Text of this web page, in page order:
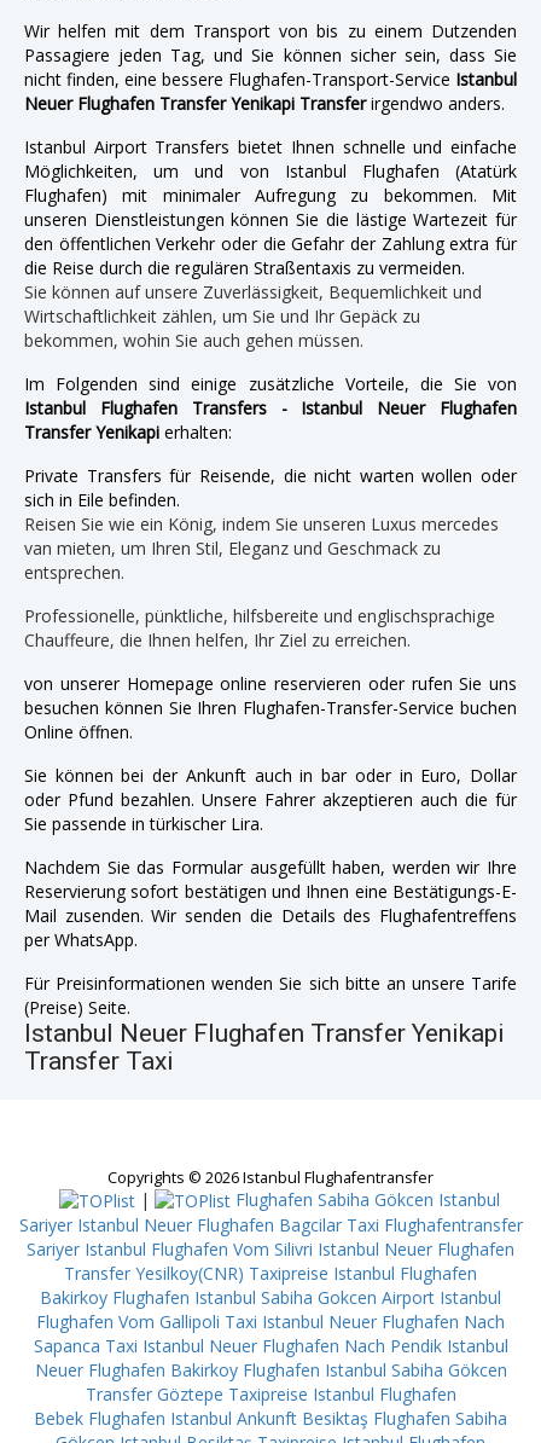
Wir helfen mit dem Transport von bis zu einem Dutzenden
Passagiere jeden Tag, und Sie können sicher sein, dass Sie
nicht finden, eine bessere Flughafen-Transport-Service Istanbul
Neuer Flughafen Transfer Yenikapi Transferirgendwo anders.
Istanbul Airport Transfers bietet Ihnen schnelle und einfache
Möglichkeiten, um und von Istanbul Flughafen (Atatürk
Flughafen) mit minimaler Aufregung zu bekommen. Mit
unseren Dienstleistungen können Sie die lästige Wartezeit für
den öffentlichen Verkehr oder die Gefahr der Zahlung extra für
die Reise durch die regulären Straßentaxis zu vermeiden.
Sie können auf unsere Zuverlässigkeit, Bequemlichkeit und
Wirtschaftlichkeit zählen, um Sie und Ihr Gepäck zu
bekommen, wohin Sie auch gehen müssen.
Im Folgenden sind einige zusätzliche Vorteile, die Sie von
Istanbul Flughafen Transfers - Istanbul Neuer Flughafen
Transfer Yenikapi erhalten:
Private Transfers für Reisende, die nicht warten wollen oder
sich in Eile befinden.
Reisen Sie wie ein König, indem Sie unseren Luxus mercedes
van mieten, um Ihren Stil, Eleganz und Geschmack zu
entsprechen.
Professionelle, pünktliche, hilfsbereite und englischsprachige
Chauffeure, die Ihnen helfen, Ihr Ziel zu erreichen.
von unserer Homepage online reservieren oder rufen Sie uns
besuchen können Sie Ihren Flughafen-Transfer-Service buchen
Online öffnen.
Sie können bei der Ankunft auch in bar oder in Euro, Dollar
oder Pfund bezahlen. Unsere Fahrer akzeptieren auch die für
Sie passende in türkischer Lira.
Nachdem Sie das Formular ausgefüllt haben, werden wir Ihre
Reservierung sofort bestätigen und Ihnen eine Bestätigungs-E-
Mail zusenden. Wir senden die Details des Flughafentreffens
per WhatsApp.
Für Preisinformationen wenden Sie sich bitte an unsere Tarife
(Preise) Seite.
Istanbul Neuer Flughafen Transfer Yenikapi
Transfer Taxi
Copyrights © 2026 Istanbul Flughafentransfer
|
Flughafen Sabiha Gökcen Istanbul
Sariyer Istanbul Neuer Flughafen Bagcilar Taxi Flughafentransfer
Sariyer Istanbul Flughafen Vom Silivri Istanbul Neuer Flughafen
Transfer Yesilkoy(CNR) Taxipreise Istanbul Flughafen
Bakirkoy Flughafen Istanbul Sabiha Gokcen Airport Istanbul
Flughafen Vom Gallipoli Taxi Istanbul Neuer Flughafen Nach
Sapanca Taxi Istanbul Neuer Flughafen Nach Pendik Istanbul
Neuer Flughafen Bakirkoy Flughafen Istanbul Sabiha Gökcen
Transfer Göztepe Taxipreise Istanbul Flughafen
Bebek Flughafen Istanbul Ankunft Besiktaş Flughafen Sabiha